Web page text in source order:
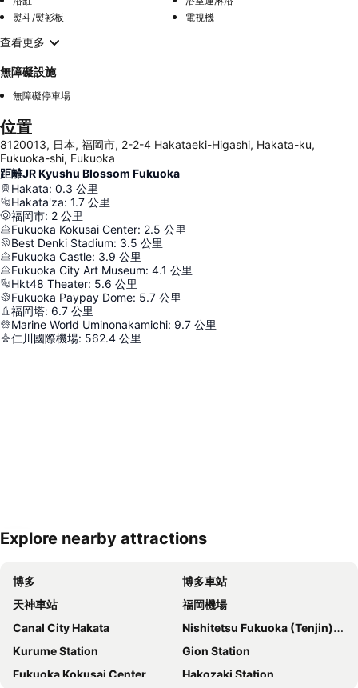
熨斗/熨衫板
電視機
查看更多
無障礙設施
無障礙停車場
位置
8120013, 日本, 福岡市, 2-2-4 Hakataeki-Higashi, Hakata-ku,
Fukuoka-shi, Fukuoka
距離JR Kyushu Blossom Fukuoka
Hakata: 0.3 公里
Hakata'za: 1.7 公里
福岡市: 2 公里
Fukuoka Kokusai Center: 2.5 公里
Best Denki Stadium: 3.5 公里
Fukuoka Castle: 3.9 公里
Fukuoka City Art Museum: 4.1 公里
Hkt48 Theater: 5.6 公里
Fukuoka Paypay Dome: 5.7 公里
福岡塔: 6.7 公里
Marine World Uminonakamichi: 9.7 公里
仁川國際機場: 562.4 公里
展開地圖
Explore nearby attractions
博多
博多車站
天神車站
福岡機場
Canal City Hakata
Nishitetsu Fukuoka (Tenjin) Station
Kurume Station
Gion Station
Fukuoka Kokusai Center
Hakozaki Station